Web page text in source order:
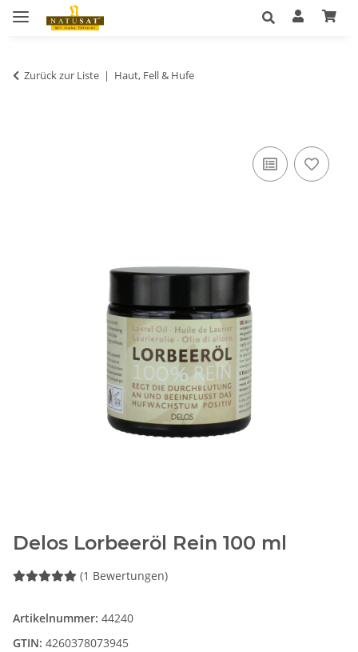
Zurück zur Liste Haut, Fell & Hufe
Delos Lorbeeröl Rein 100 ml
(1 Bewertungen)
Artikelnummer: 44240
GTIN: 4260378073945